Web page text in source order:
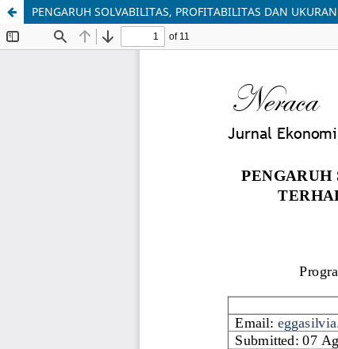
PENGARUH SOLVABILITAS, PROFITABILITAS DAN